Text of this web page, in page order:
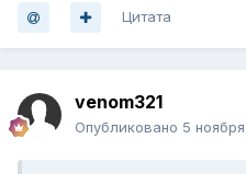
Цитата
venom321
Опубликовано 5